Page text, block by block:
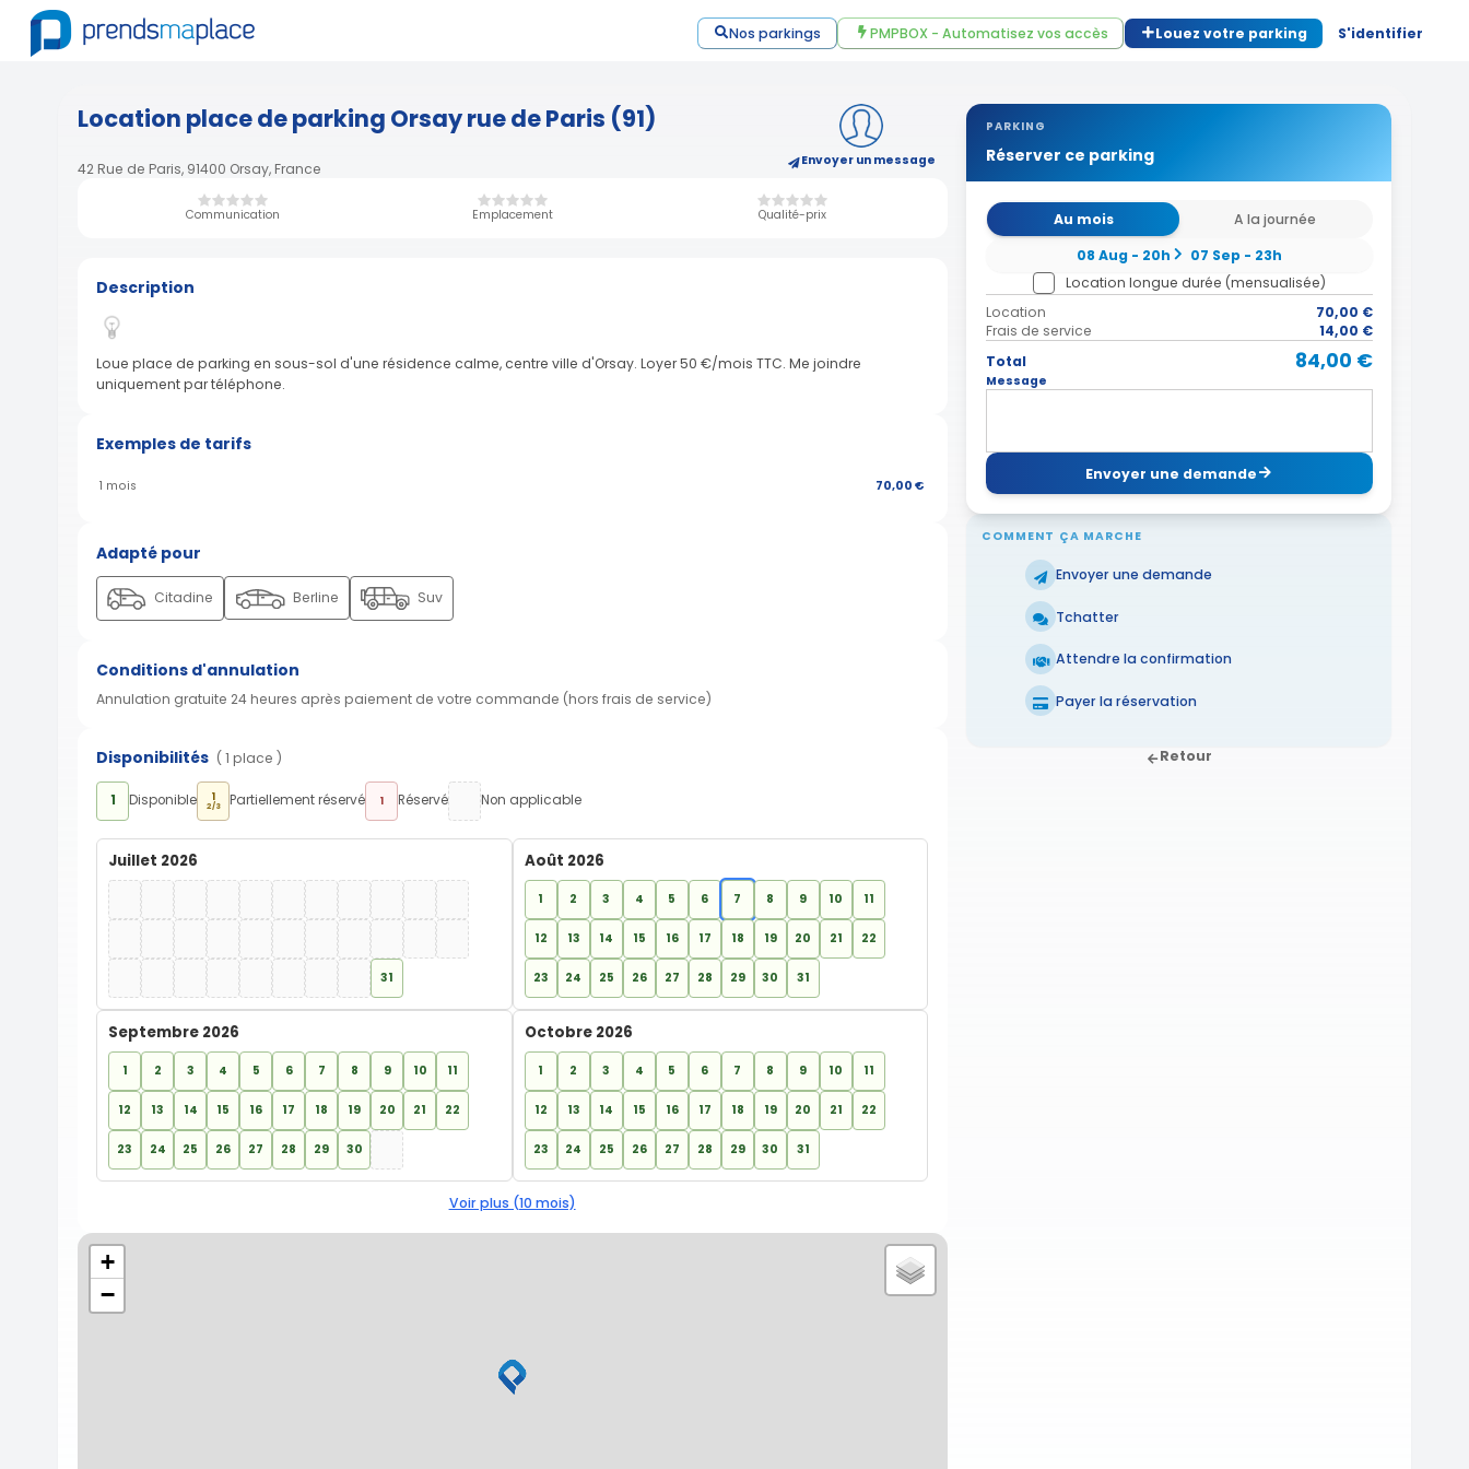
Nos parkings PMPBOX - Automatisez vos accès Louez votre parking S'identifier
Location place de parking Orsay rue de Paris (91)
42 Rue de Paris, 91400 Orsay, France Envoyer un message
Communication Emplacement Qualité-prix
PARKING
Réserver ce parking
Au mois
A la journée
08 Aug - 20h
07 Sep - 23h
Location longue durée (mensualisée)
Location
70,00 €
Frais de service
14,00 €
Total
84,00 €
Message
Envoyer une demande
COMMENT ÇA MARCHE
Envoyer une demande
Tchatter
Attendre la confirmation
Payer la réservation
Retour
Description
Loue place de parking en sous-sol d'une résidence calme, centre ville d'Orsay. Loyer 50 €/mois TTC. Me joindre
uniquement par téléphone.
Exemples de tarifs
1 mois 70,00 €
Adapté pour
Citadine Berline Suv
Conditions d'annulation
Annulation gratuite 24 heures après paiement de votre commande (hors frais de service)
Disponibilités ( 1 place )
1 Disponible 1
2/3 Partiellement réservé 1 Réservé Non applicable
Juillet 2026
31
Août 2026
1 2 3 4 5 6 7 8 9 10 11
12 13 14 15 16 17 18 19 20 21 22
23 24 25 26 27 28 29 30 31
Septembre 2026
1 2 3 4 5 6 7 8 9 10 11
12 13 14 15 16 17 18 19 20 21 22
23 24 25 26 27 28 29 30
Octobre 2026
1 2 3 4 5 6 7 8 9 10 11
12 13 14 15 16 17 18 19 20 21 22
23 24 25 26 27 28 29 30 31
Voir plus (10 mois)
+
−